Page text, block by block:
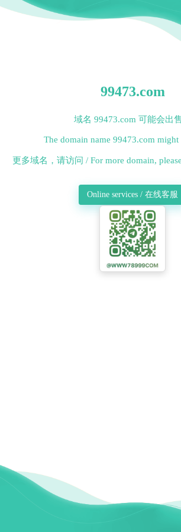
99473.com
域名 99473.com 可能会出售
The domain name 99473.com might
更多域名，请访问 / For more domain,
Online services / 在线客服